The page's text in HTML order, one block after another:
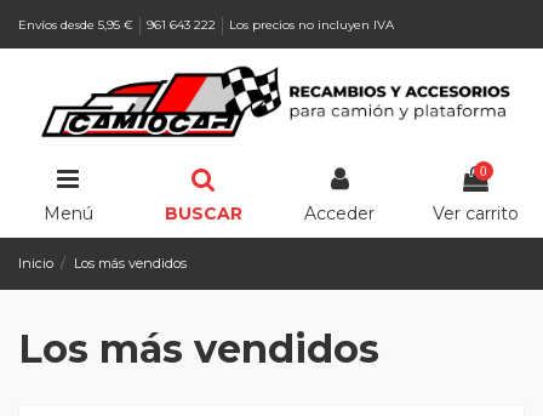
Envíos desde 5,95 € 961 643 222 Los precios no incluyen IVA
Menú BUSCAR Acceder
0
Ver carrito
Inicio Los más vendidos
Los más vendidos